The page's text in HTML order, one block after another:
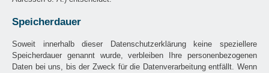
Speicherdauer
Soweit innerhalb dieser Datenschutzerklärung keine speziellere
Speicherdauer genannt wurde, verbleiben Ihre personenbezogenen
Daten bei uns, bis der Zweck für die Datenverarbeitung entfällt. Wenn